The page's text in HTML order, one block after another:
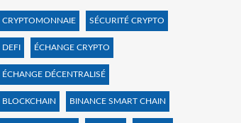
CRYPTOMONNAIE SÉCURITÉ CRYPTO
DEFI ÉCHANGE CRYPTO
ÉCHANGE DÉCENTRALISÉ
BLOCKCHAIN BINANCE SMART CHAIN